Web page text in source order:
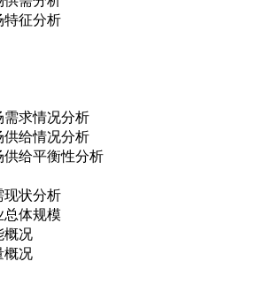
征分析
求情况分析
给情况分析
给平衡性分析
现状分析
体规模
况
况